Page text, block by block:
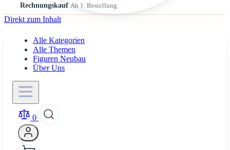
Rechnungskauf Ab 1. Bestellung
Direkt zum Inhalt
Alle Kategorien
Alle Themen
Figuren Neubau
Über Uns
0